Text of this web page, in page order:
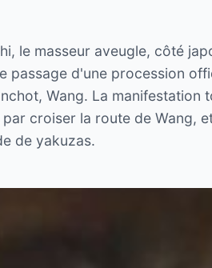
le masseur aveugle, côté
passage d'une procession
Wang. La manifestation
croiser la route de Wang,
de yakuzas.